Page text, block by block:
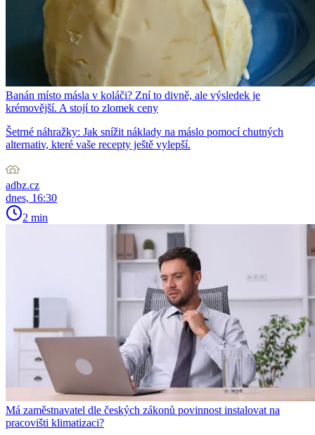
Banán místo másla v koláči? Zní to divně, ale výsledek je
krémovější. A stojí to zlomek ceny
Šetrné náhražky: Jak snížit náklady na máslo pomocí chutných
alternativ, které vaše recepty ještě vylepší.
adbz.cz
dnes, 16:30
2 min
Má zaměstnavatel dle českých zákonů povinnost instalovat na
pracovišti klimatizaci?